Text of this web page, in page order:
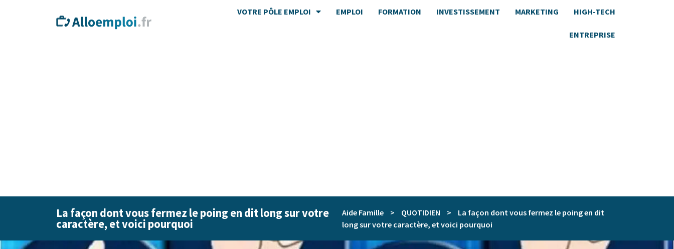
VOTRE PÔLE EMPLOI EMPLOI FORMATION INVESTISSEMENT MARKETING HIGH-TECH
ENTREPRISE
La façon dont vous fermez le poing en dit long sur votre
caractère, et voici pourquoi
Aide Famille > QUOTIDIEN >
La façon dont vous fermez le poing en dit
long sur votre caractère, et voici pourquoi